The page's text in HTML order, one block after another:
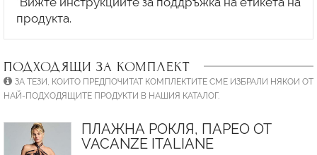
ПОДХОДЯЩИ ЗА КОМПЛЕКТ
ЗА ТЕЗИ, КОИТО ПРЕДПОЧИТАТ КОМПЛЕКТИТЕ СМЕ ИЗБРАЛИ НЯКОИ ОТ
НАЙ-ПОДХОДЯЩИТЕ ПРОДУКТИ В НАШИЯ КАТАЛОГ.
ПЛАЖНА РОКЛЯ, ПАРЕО ОТ
VACANZE ITALIANE